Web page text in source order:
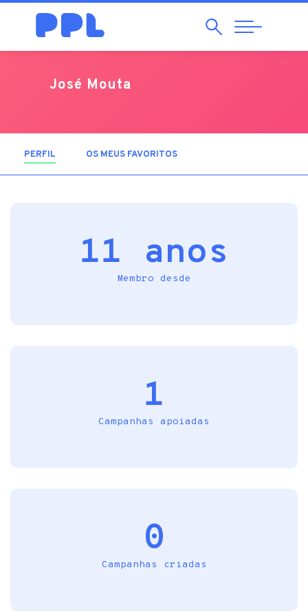
Pesquisar
Abrir
Navegação
José Mouta
PERFIL (SEPARADOR ATIVO)
OS MEUS FAVORITOS
11 anos
Membro desde
1
Campanhas apoiadas
0
Campanhas criadas